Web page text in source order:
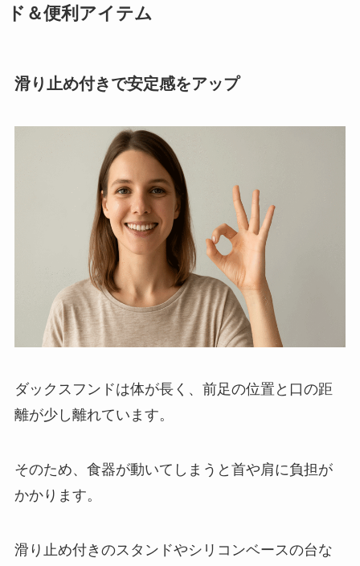
ド＆便利アイテム
滑り止め付きで安定感をアップ
ダックスフンドは体が長く、前足の位置と口の距
離が少し離れています。
そのため、食器が動いてしまうと首や肩に負担が
かかります。
滑り止め付きのスタンドやシリコンベースの台な